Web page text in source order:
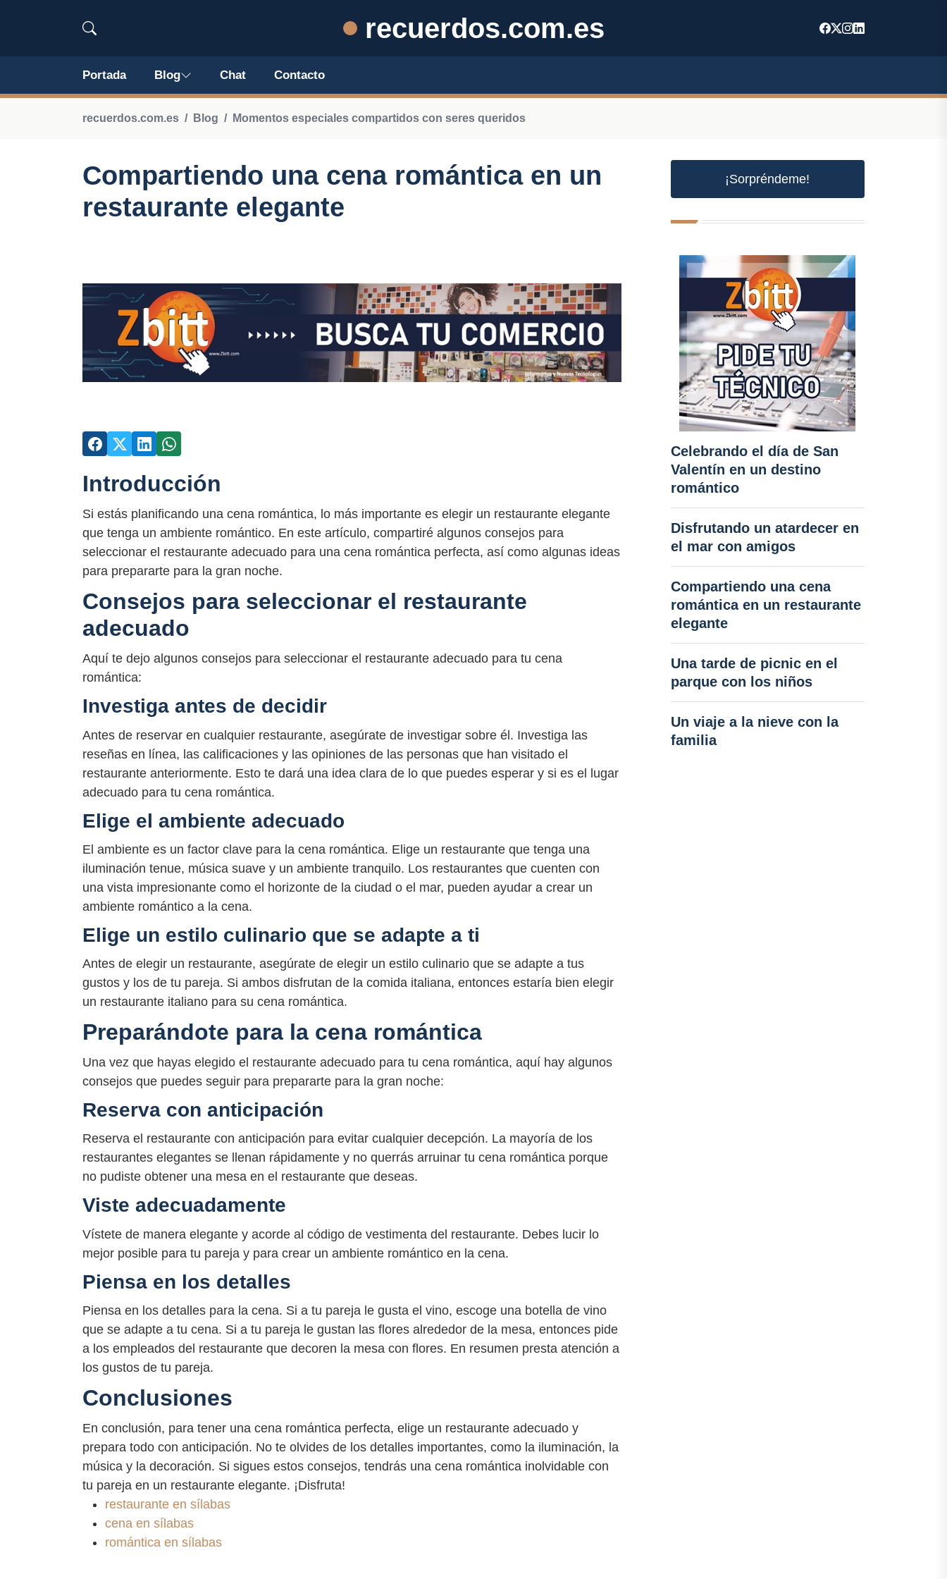
recuerdos.com.es
Portada Blog Chat Contacto
recuerdos.com.es Blog Momentos especiales compartidos con seres queridos
Compartiendo una cena romántica en un
restaurante elegante
Introducción
Si estás planificando una cena romántica, lo más importante es elegir un restaurante elegante
que tenga un ambiente romántico. En este artículo, compartiré algunos consejos para
seleccionar el restaurante adecuado para una cena romántica perfecta, así como algunas ideas
para prepararte para la gran noche.
Consejos para seleccionar el restaurante
adecuado
Aquí te dejo algunos consejos para seleccionar el restaurante adecuado para tu cena
romántica:
Investiga antes de decidir
Antes de reservar en cualquier restaurante, asegúrate de investigar sobre él. Investiga las
reseñas en línea, las calificaciones y las opiniones de las personas que han visitado el
restaurante anteriormente. Esto te dará una idea clara de lo que puedes esperar y si es el lugar
adecuado para tu cena romántica.
Elige el ambiente adecuado
El ambiente es un factor clave para la cena romántica. Elige un restaurante que tenga una
iluminación tenue, música suave y un ambiente tranquilo. Los restaurantes que cuenten con
una vista impresionante como el horizonte de la ciudad o el mar, pueden ayudar a crear un
ambiente romántico a la cena.
Elige un estilo culinario que se adapte a ti
Antes de elegir un restaurante, asegúrate de elegir un estilo culinario que se adapte a tus
gustos y los de tu pareja. Si ambos disfrutan de la comida italiana, entonces estaría bien elegir
un restaurante italiano para su cena romántica.
Preparándote para la cena romántica
Una vez que hayas elegido el restaurante adecuado para tu cena romántica, aquí hay algunos
consejos que puedes seguir para prepararte para la gran noche:
Reserva con anticipación
Reserva el restaurante con anticipación para evitar cualquier decepción. La mayoría de los
restaurantes elegantes se llenan rápidamente y no querrás arruinar tu cena romántica porque
no pudiste obtener una mesa en el restaurante que deseas.
Viste adecuadamente
Vístete de manera elegante y acorde al código de vestimenta del restaurante. Debes lucir lo
mejor posible para tu pareja y para crear un ambiente romántico en la cena.
Piensa en los detalles
Piensa en los detalles para la cena. Si a tu pareja le gusta el vino, escoge una botella de vino
que se adapte a tu cena. Si a tu pareja le gustan las flores alrededor de la mesa, entonces pide
a los empleados del restaurante que decoren la mesa con flores. En resumen presta atención a
los gustos de tu pareja.
Conclusiones
En conclusión, para tener una cena romántica perfecta, elige un restaurante adecuado y
prepara todo con anticipación. No te olvides de los detalles importantes, como la iluminación, la
música y la decoración. Si sigues estos consejos, tendrás una cena romántica inolvidable con
tu pareja en un restaurante elegante. ¡Disfruta!
restaurante en sílabas
cena en sílabas
romántica en sílabas
¡Sorpréndeme!
Celebrando el día de San
Valentín en un destino
romántico
Disfrutando un atardecer en
el mar con amigos
Compartiendo una cena
romántica en un restaurante
elegante
Una tarde de picnic en el
parque con los niños
Un viaje a la nieve con la
familia